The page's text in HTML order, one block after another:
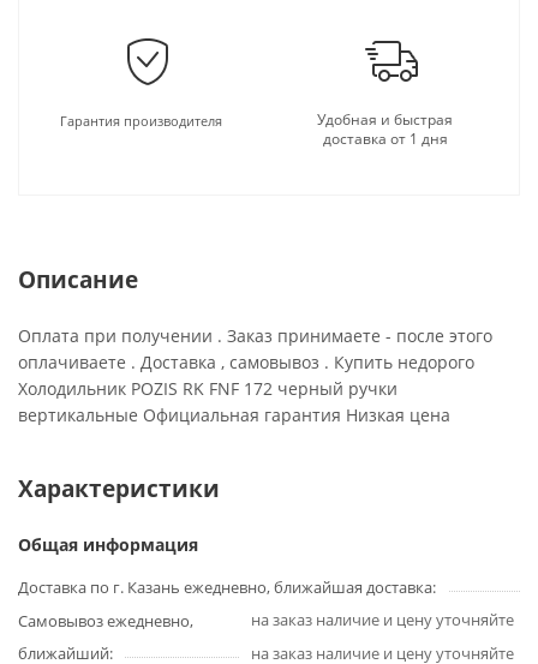
Гарантия производителя
Удобная и быстрая
доставка от 1 дня
Описание
Оплата при получении . Заказ принимаете - после этого
оплачиваете . Доставка , самовывоз . Купить недорого
Холодильник POZIS RK FNF 172 черный ручки
вертикальные Официальная гарантия Низкая цена
Характеристики
Общая информация
Доставка по г. Казань ежедневно, ближайшая доставка:
на заказ наличие и цену уточняйте
Самовывоз ежедневно,
ближайший:
на заказ наличие и цену уточняйте